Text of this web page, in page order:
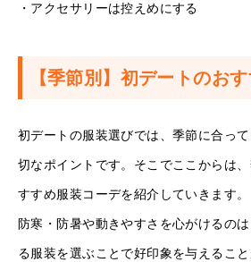
・アクセサリーは控えめにする
【季節別】初デートのお
初デートの服装選びでは、季節に合っ
切なポイントです。そこでここからは
すすめ服装コーデを紹介していきます。
防寒・防暑や動きやすさを心がけるの
る服装を選ぶことで好印象を与えるこ